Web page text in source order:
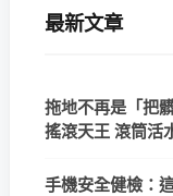
最新文章
拖地不再是「把
搖滾天王 滾筒活
手機安全健檢：